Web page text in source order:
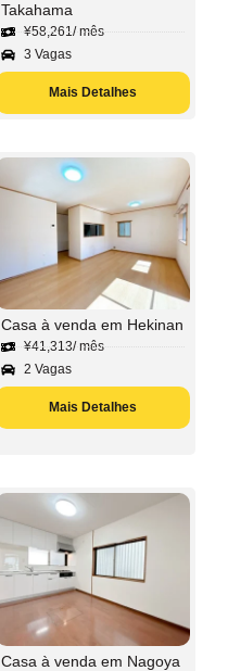
Takahama
¥58,261/ mês
3 Vagas
Mais Detalhes
Casa à venda em Hekinan
¥41,313/ mês
2 Vagas
Mais Detalhes
Casa à venda em Nagoya